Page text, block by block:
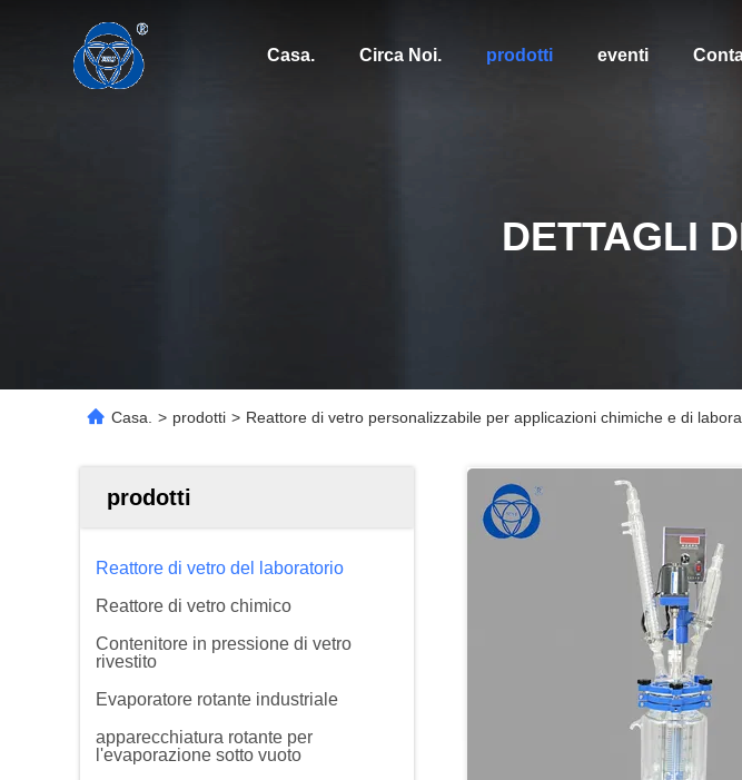
Casa. Circa Noi. prodotti eventi
DETTAGLI
Casa. > prodotti > Reattore di vetro personalizzabile per applicazioni chimiche e di
prodotti
Reattore di vetro del laboratorio
Reattore di vetro chimico
Contenitore in pressione di vetro
rivestito
Evaporatore rotante industriale
apparecchiatura rotante per
l'evaporazione sotto vuoto